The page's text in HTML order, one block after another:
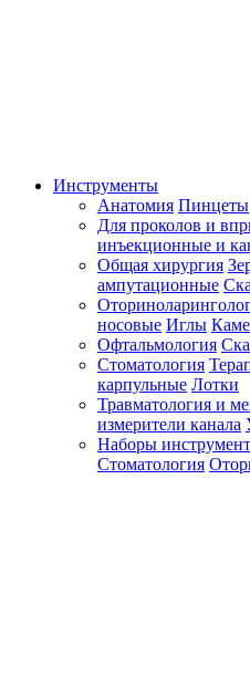
Инструменты
Анатомия Пинцеты
Для проколов и
инъекционные и
Общая хирургия
ампутационные
носовые Иглы
Офтальмология
Стоматология
карпульные Лотки
Травматология и
измерители канала
Наборы
Стоматология